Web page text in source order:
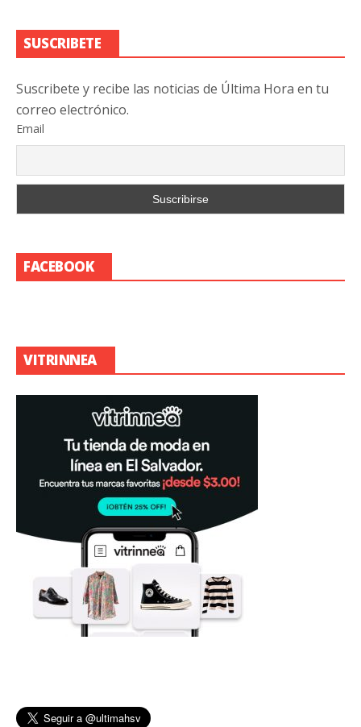
SUSCRIBETE
Suscribete y recibe las noticias de Última Hora en tu
correo electrónico.
Email
FACEBOOK
VITRINNEA